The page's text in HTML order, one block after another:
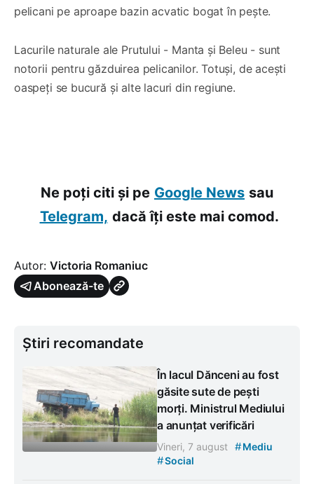
pelicani pe aproape bazin acvatic bogat în pește.
Lacurile naturale ale Prutului - Manta și Beleu - sunt
notorii pentru găzduirea pelicanilor. Totuși, de acești
oaspeți se bucură și alte lacuri din regiune.
Ne poți citi și pe Google News sau
Telegram, dacă îți este mai comod.
Autor: Victoria Romaniuc
Abonează-te
Știri recomandate
În lacul Dănceni au fost
găsite sute de pești
morți. Ministrul Mediului
a anunțat verificări
Vineri, 7 august #Mediu
#Social